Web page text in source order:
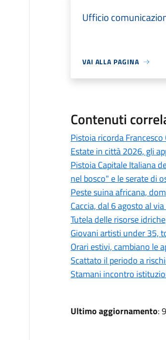
Ufficio
VAI ALLA PAGINA
Contenuti
Pistoia ricorda
Estate in città 2026, gli
Pistoia Capitale Italiana
nel bosco" e le serate di
Peste suina africana,
Caccia, dal 6 agosto al
Tutela delle risorse
Giovani artisti under 35,
Orari estivi, cambiano le
Scattato il periodo a
Stamani incontro
Ultimo aggiornamento: